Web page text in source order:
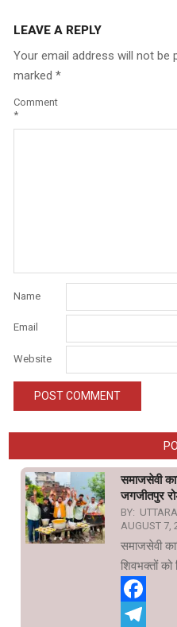
LEAVE A REPLY
Your email address will not be
marked *
Comment
*
Name
Email
Website
समाजसेवी
जगजीतपुर
BY:
AUGUST 7,
समाजसेवी
शिवभक्तों को
Facebook